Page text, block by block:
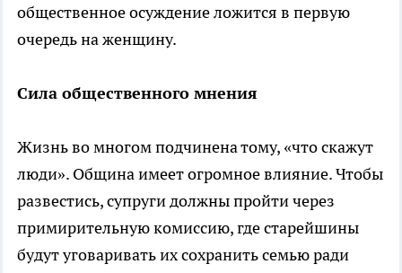
общественное осуждение ложится в первую
очередь на женщину.
Сила общественного мнения
Жизнь во многом подчинена тому, «что скажут
люди». Община имеет огромное влияние. Чтобы
развестись, супруги должны пройти через
примирительную комиссию, где старейшины
будут уговаривать их сохранить семью ради